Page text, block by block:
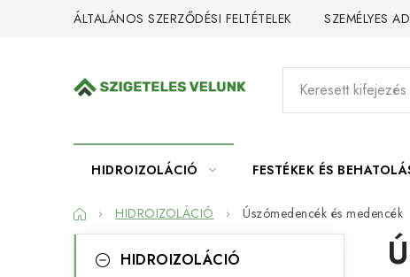
ÁLTALÁNOS SZERZŐDÉSI FELTÉTELEK SZEMÉLYES
HIDROIZOLÁCIÓ FESTÉKEK ÉS
KezdőlapHIDROIZOLÁCIÓ Úszómedencék és medencék
O
átugrásaHIDROIZOLÁCIÓ